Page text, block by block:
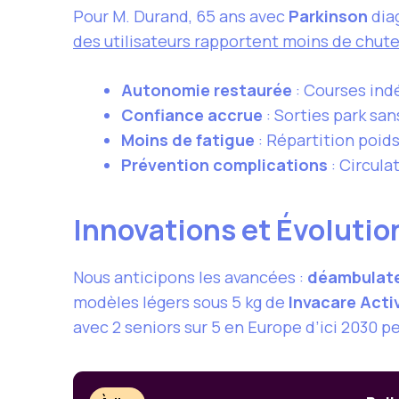
Pour M. Durand, 65 ans avec Parkinson
des utilisateurs rapportent moins de
Autonomie restaurée : Courses
Confiance accrue : Sorties park
Moins de fatigue : Répartition
Prévention complications :
Innovations et
Nous anticipons les avancées :
modèles légers sous 5 kg de Invacare
avec 2 seniors sur 5 en Europe d’ici 2030